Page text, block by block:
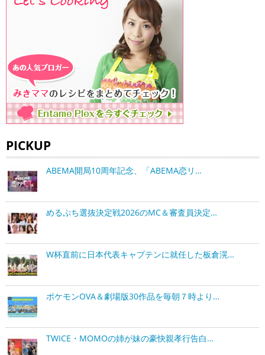
PICKUP
ABEMA開局10周年記念、「ABEMA恋リ…
めるぷち選抜決定戦2026のMC＆審査員決定…
W杯直前に日本代表キャプテンに就任した板倉滉…
ポケモンOVA＆劇場版30作品を毎朝７時より…
TWICE・MOMOの姉が妹の豪快親孝行告白…